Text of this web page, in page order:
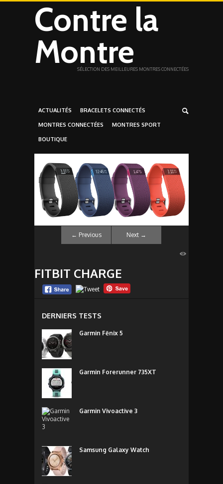
Contre la
Montre
SÉLECTION DES MEILLEURES MONTRES CONNECTÉES
ACTUALITÉS BRACELETS CONNECTÉS
MONTRES CONNECTÉES MONTRES SPORT
BOUTIQUE
← Previous Next →
FITBIT CHARGE
DERNIERS TESTS
Garmin Fēnix 5
Garmin Forerunner 735XT
Garmin Vivoactive 3
Samsung Galaxy Watch